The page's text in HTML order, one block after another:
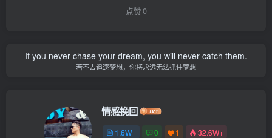
点赞0
If you never chase your dream, you will never catch them.
若不去追逐梦想，你将永远无法抓住梦想
情感挽回
1.6W+ 0 1 32.6W+